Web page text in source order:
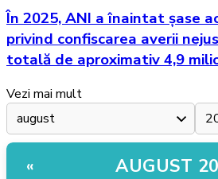
În 2025, ANI a înaintat șase
privind confiscarea averii
totală de aproximativ 4,9
Vezi mai mult
« AUGUST